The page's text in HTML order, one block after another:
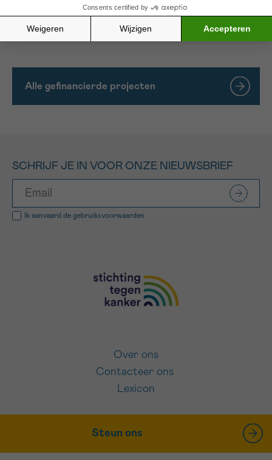
kunnen bieden om het verblijf van de patiënt en zijn
maken.
Alle gefinancierde projecten
SCHRIJF JE IN VOOR ONZE NIEUWSBRIEF
Ik aanvaard de gebruiksvoorwaarden
Over ons
Contacteer ons
Lexicon
Steun ons